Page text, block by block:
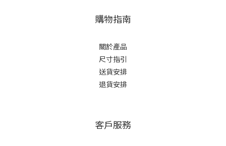
購物指南
關於產品
尺寸指引
送貨安排
退貨安排
客戶服務